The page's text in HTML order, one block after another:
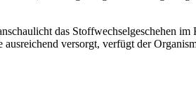
das Stoffwechselgeschehen
ausreichend versorgt, verfügt der